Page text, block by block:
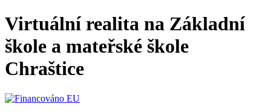
Virtuální realita na Základní
škole a mateřské škole
Chraštice